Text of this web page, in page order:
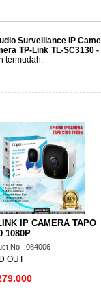
Surveillance IP
TP-Link TL-SC3130 -
termudah.
PT CCTV Camera
CS-CV246 1080p C6N
No : 521598
TERSEDIA